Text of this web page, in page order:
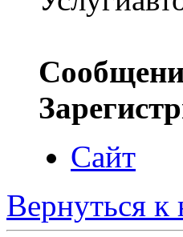
Сайт
Вернуться к